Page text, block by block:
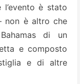
l’evento è stato
non è altro che
di un
e composto
e di altre